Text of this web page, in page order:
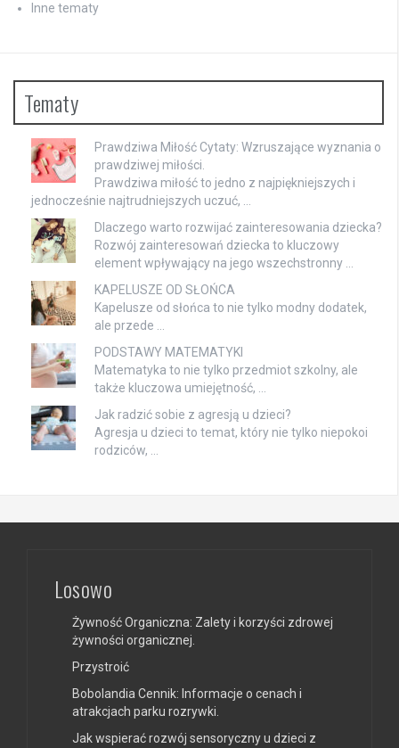
Inne tematy
Tematy
Prawdziwa Miłość Cytaty: Wzruszające wyznania o
prawdziwej miłości.
Prawdziwa miłość to jedno z najpiękniejszych i
jednocześnie najtrudniejszych uczuć, …
Dlaczego warto rozwijać zainteresowania dziecka?
Rozwój zainteresowań dziecka to kluczowy
element wpływający na jego wszechstronny …
KAPELUSZE OD SŁOŃCA
Kapelusze od słońca to nie tylko modny dodatek,
ale przede …
PODSTAWY MATEMATYKI
Matematyka to nie tylko przedmiot szkolny, ale
także kluczowa umiejętność, …
Jak radzić sobie z agresją u dzieci?
Agresja u dzieci to temat, który nie tylko niepokoi
rodziców, …
Losowo
Żywność Organiczna: Zalety i korzyści zdrowej
żywności organicznej.
Przystroić
Bobolandia Cennik: Informacje o cenach i
atrakcjach parku rozrywki.
Jak wspierać rozwój sensoryczny u dzieci z